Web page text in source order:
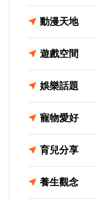
動漫天地
遊戲空間
娛樂話題
寵物愛好
育兒分享
養生觀念